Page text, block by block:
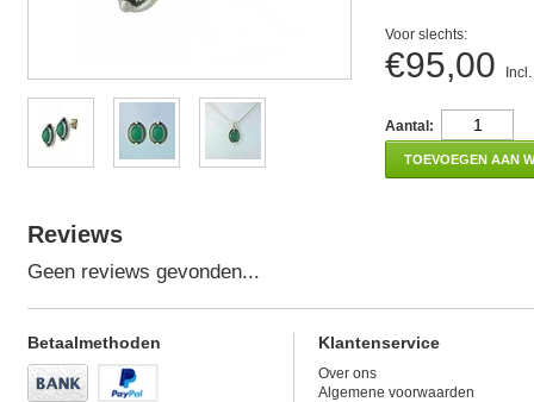
Voor slechts:
€95,00
Aantal:
TOEVOEGEN AAN
Reviews
Geen reviews gevonden...
Betaalmethoden Klantenservice
Over ons
Algemene voorwaarden